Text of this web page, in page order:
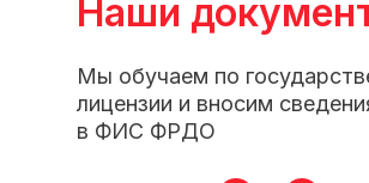
Наши
Мы обучаем по
лицензии и вносим
в ФИС ФРДО